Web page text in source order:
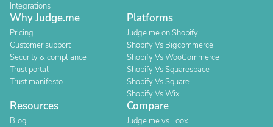
Integrations
Why Judge.me
Pricing
Customer support
Security & compliance
Trust portal
Trust manifesto
Platforms
Judge.me on Shopify
Shopify Vs Bigcommerce
Shopify Vs WooCommerce
Shopify Vs Squarespace
Shopify Vs Square
Shopify Vs Wix
Resources
Blog
Compare
Judge.me vs Loox